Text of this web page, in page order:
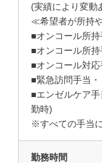
(実績により変動
≪希望者が所持
■オンコール所
■オンコール所
■オンコール対
■緊急訪問手当
■エンゼルケア
勤時)
※すべての手当
勤務時間